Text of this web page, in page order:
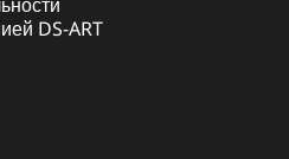
DS-ART